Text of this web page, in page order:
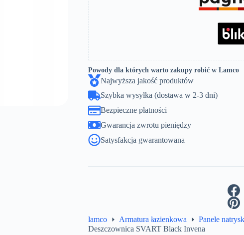
Powody dla których warto zakupy robić w Lamco
Najwyższa jakość produktów
Szybka wysyłka (dostawa w 2-3 dni)
Bezpieczne płatności
Gwarancja zwrotu pieniędzy
Satysfakcja gwarantowana
lamco Armatura łazienkowa
Panele
Deszczownica SVART Black Invena